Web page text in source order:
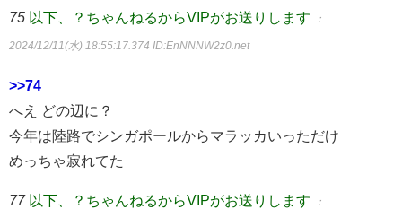
75 以下、？ちゃんねるからVIPがお送りします ：
2024/12/11(水) 18:55:17.374 ID:EnNNNW2z0.net
>>74
へえ どの辺に？
今年は陸路でシンガポールからマラッカいっただけ
めっちゃ寂れてた
77 以下、？ちゃんねるからVIPがお送りします ：